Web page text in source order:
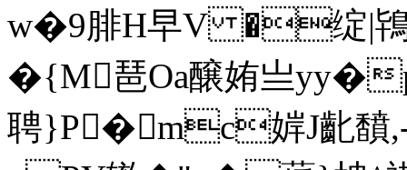
w�9腓Н早V �绽|鴇
�{M琶Oa醸姷亗yy�
聘}P�mc婩J齔馩